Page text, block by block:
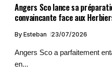
Angers Sco lance sa
convaincante face aux
By Esteban 23/07/2026
Angers Sco a parfaitement
en...